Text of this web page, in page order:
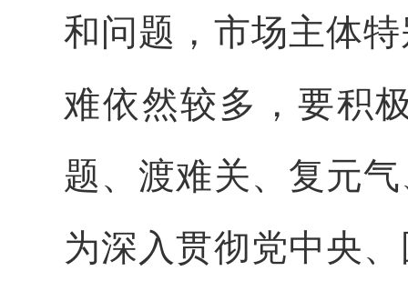
和问题，市场主体
难依然较多，要积
题、渡难关、复元
为深入贯彻党中央